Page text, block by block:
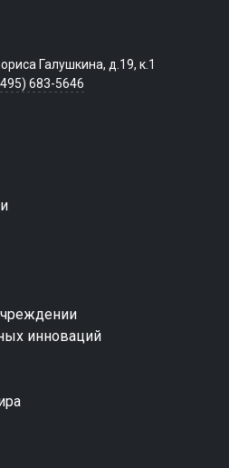
Галушкина, д.19, к.1
683-5646
инноваций